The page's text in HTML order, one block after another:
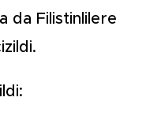
da Filistinlilere